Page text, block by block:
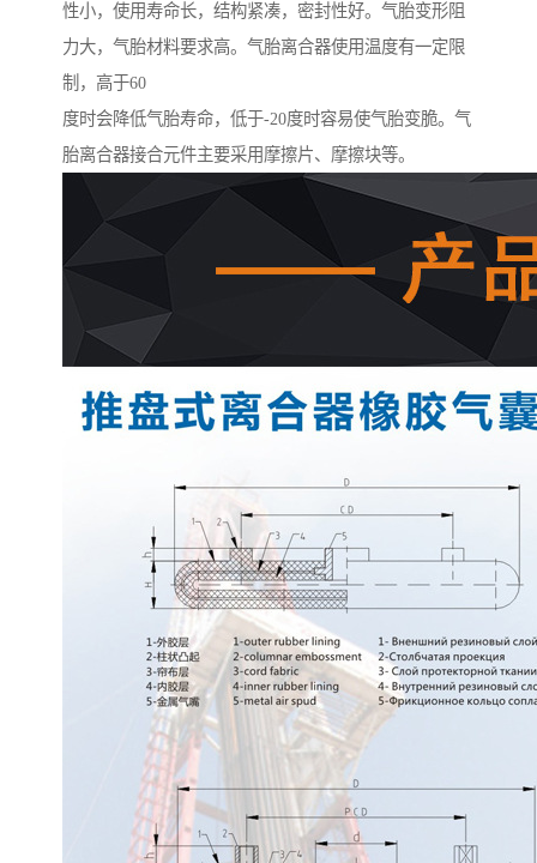
性小，使用寿命长，结构紧凑，密封性好。气胎变形阻
力大，气胎材料要求高。气胎离合器使用温度有一定限
制，高于60
度时会降低气胎寿命，低于-20度时容易使气胎变脆。气
胎离合器接合元件主要采用摩擦片、摩擦块等。